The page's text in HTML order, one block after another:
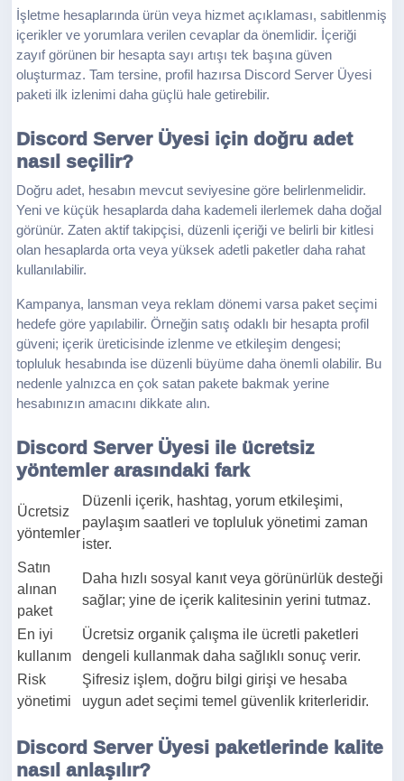
İşletme hesaplarında ürün veya hizmet açıklaması, sabitlenmiş
içerikler ve yorumlara verilen cevaplar da önemlidir. İçeriği
zayıf görünen bir hesapta sayı artışı tek başına güven
oluşturmaz. Tam tersine, profil hazırsa Discord Server Üyesi
paketi ilk izlenimi daha güçlü hale getirebilir.
Discord Server Üyesi için doğru adet
nasıl seçilir?
Doğru adet, hesabın mevcut seviyesine göre belirlenmelidir.
Yeni ve küçük hesaplarda daha kademeli ilerlemek daha doğal
görünür. Zaten aktif takipçisi, düzenli içeriği ve belirli bir kitlesi
olan hesaplarda orta veya yüksek adetli paketler daha rahat
kullanılabilir.
Kampanya, lansman veya reklam dönemi varsa paket seçimi
hedefe göre yapılabilir. Örneğin satış odaklı bir hesapta profil
güveni; içerik üreticisinde izlenme ve etkileşim dengesi;
topluluk hesabında ise düzenli büyüme daha önemli olabilir. Bu
nedenle yalnızca en çok satan pakete bakmak yerine
hesabınızın amacını dikkate alın.
Discord Server Üyesi ile ücretsiz
yöntemler arasındaki fark
Ücretsiz
yöntemler
Düzenli içerik, hashtag, yorum etkileşimi,
paylaşım saatleri ve topluluk yönetimi zaman
ister.
Satın
alınan
paket
Daha hızlı sosyal kanıt veya görünürlük desteği
sağlar; yine de içerik kalitesinin yerini tutmaz.
En iyi
kullanım
Ücretsiz organik çalışma ile ücretli paketleri
dengeli kullanmak daha sağlıklı sonuç verir.
Risk
yönetimi
Şifresiz işlem, doğru bilgi girişi ve hesaba
uygun adet seçimi temel güvenlik kriterleridir.
Discord Server Üyesi paketlerinde kalite
nasıl anlaşılır?